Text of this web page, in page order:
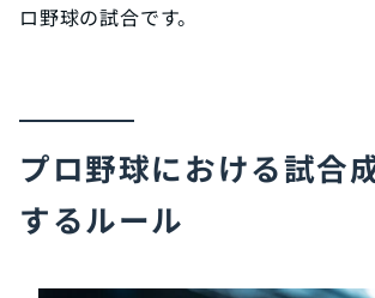
ロ野球の試合です。
プロ野球における試合
するルール